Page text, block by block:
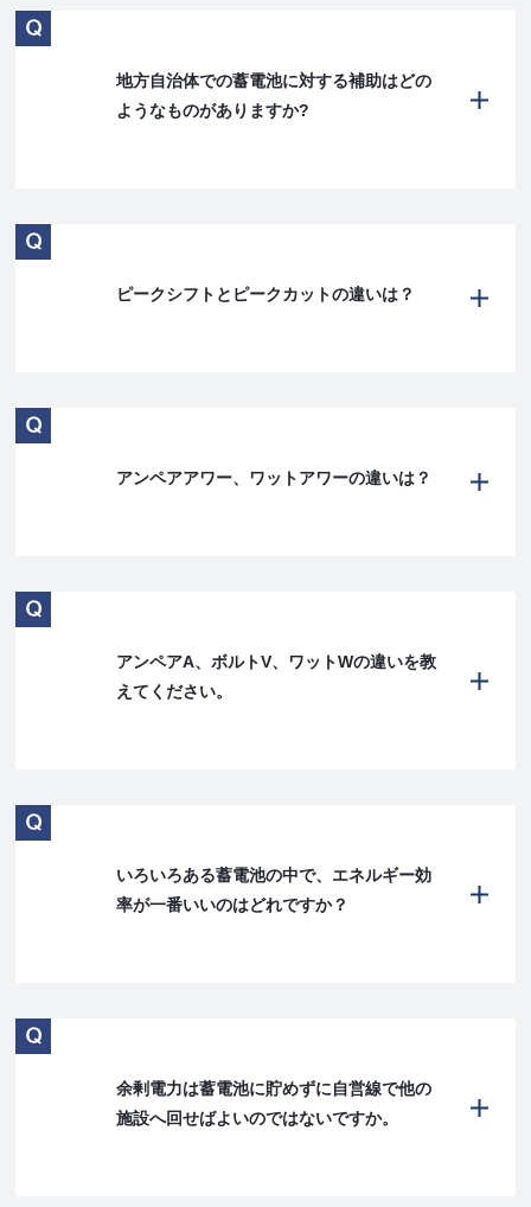
地方自治体での蓄電池に対する補助はどの
ようなものがありますか?
ピークシフトとピークカットの違いは？
アンペアアワー、ワットアワーの違いは？
アンペアA、ボルトV、ワットWの違いを教
えてください。
いろいろある蓄電池の中で、エネルギー効
率が一番いいのはどれですか？
余剰電力は蓄電池に貯めずに自営線で他の
施設へ回せばよいのではないですか。